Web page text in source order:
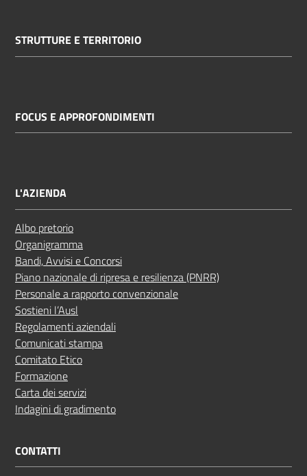
STRUTTURE E TERRITORIO
FOCUS E APPROFONDIMENTI
L'AZIENDA
Albo pretorio
Organigramma
Bandi, Avvisi e Concorsi
Piano nazionale di ripresa e resilienza (PNRR)
Personale a rapporto convenzionale
Sostieni l’Ausl
Regolamenti aziendali
Comunicati stampa
Comitato Etico
Formazione
Carta dei servizi
Indagini di gradimento
CONTATTI